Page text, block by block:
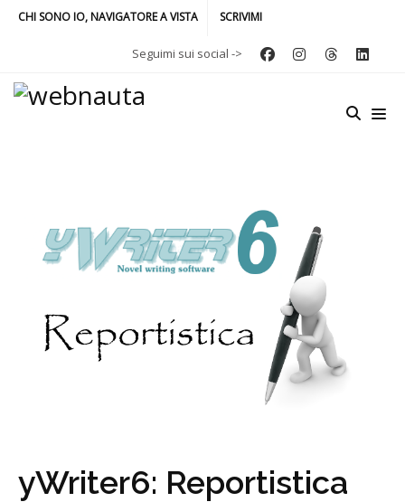
CHI SONO IO, NAVIGATORE A VISTA SCRIVIMI
Seguimi sui social ->
yWriter6: Reportistica